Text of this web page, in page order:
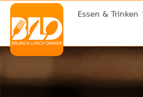
Essen & Trinken